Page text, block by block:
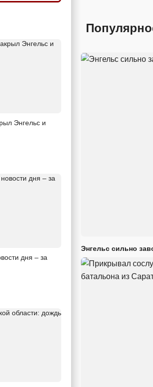
Энгельс и
дня – за
Энгельс сильно